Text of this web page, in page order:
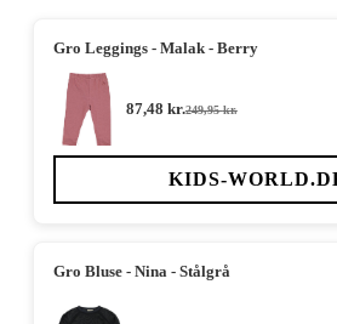
Gro Leggings - Malak - Berry
249,95kr.
Den
pris
var:
87,48 kr.Den
pris
er:
KIDS-
Gro Bluse - Nina - Stålgrå